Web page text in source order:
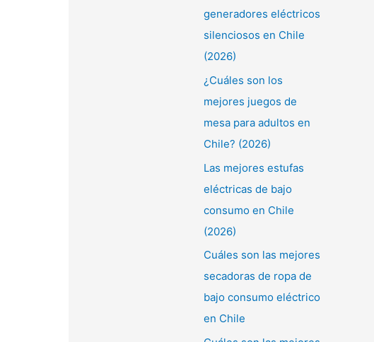
generadores eléctricos
silenciosos en Chile
(2026)
¿Cuáles son los
mejores juegos de
mesa para adultos en
Chile? (2026)
Las mejores estufas
eléctricas de bajo
consumo en Chile
(2026)
Cuáles son las mejores
secadoras de ropa de
bajo consumo eléctrico
en Chile